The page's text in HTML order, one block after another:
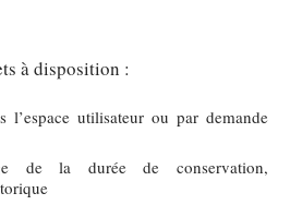
à disposition :
l’espace utilisateur ou par demande
de la durée de conservation,